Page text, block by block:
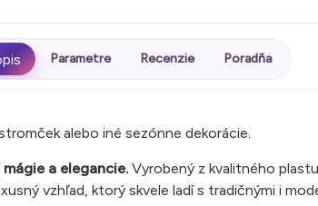
Parametre Recenzie Poradňa
alebo iné sezónne dekorácie.
a elegancie. Vyrobený z kvalitného
vzhľad, ktorý skvele ladí s tradičnými i